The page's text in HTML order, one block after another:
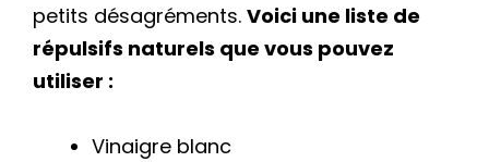
petits désagréments. Voici une liste de
répulsifs naturels que vous pouvez
utiliser :
Vinaigre blanc